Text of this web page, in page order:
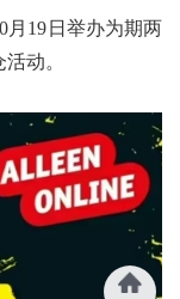
月19日举办为期两
动。